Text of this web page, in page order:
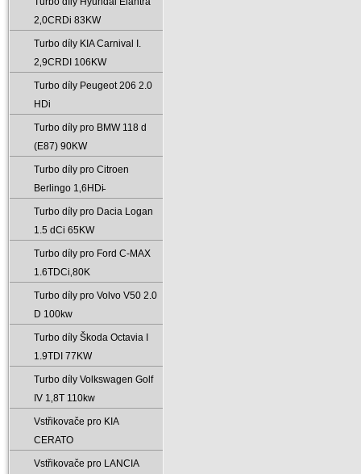
2‚0CRDi 83KW
Turbo díly KIA Carnival I.
2‚9CRDI 106KW
Turbo díly Peugeot 206 2.0
HDi
Turbo díly pro BMW 118 d
(E87) 90KW
Turbo díly pro Citroen
Berlingo 1‚6HDi̵
Turbo díly pro Dacia Logan
1.5 dCi 65KW
Turbo díly pro Ford C-MAX
1.6TDCi‚80K
Turbo díly pro Volvo V50 2.0
D 100kw
Turbo díly Škoda Octavia I
1.9TDI 77KW
Turbo díly Volkswagen Golf
IV 1‚8T 110kw
Vstřikovače pro KIA
CERATO
Vstřikovače pro LANCIA